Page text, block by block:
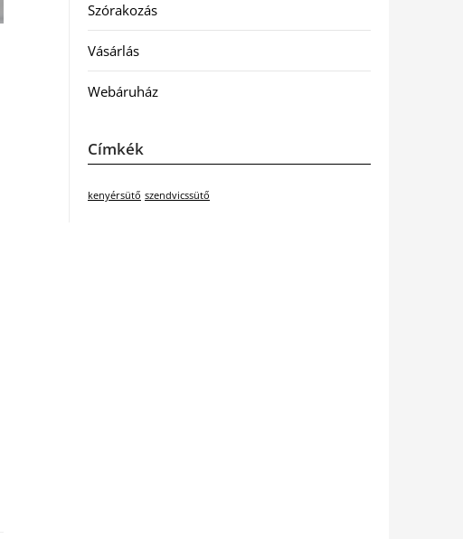
Szórakozás
Vásárlás
Webáruház
Címkék
kenyérsütő szendvicssütő